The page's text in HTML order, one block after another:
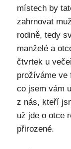
místech by
zahrnovat
rodině, tedy
manželé a
čtvrtek u
prožíváme ve
co jsem vám
z nás, kteří
už jde o otce
přirozené.